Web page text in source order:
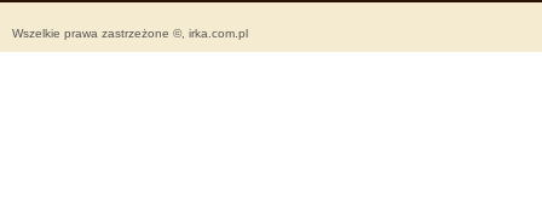
Wszelkie prawa zastrzeżone ©, irka.com.pl